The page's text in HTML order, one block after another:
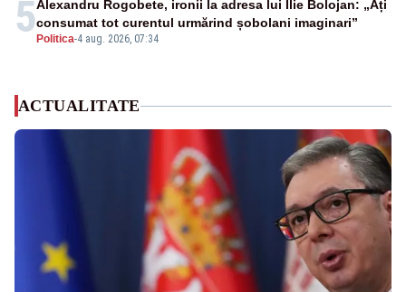
5 Politica-4 aug. 2026, 07:34
Alexandru Rogobete, ironii la adresa lui Ilie Bolojan: „Ați
consumat tot curentul urmărind șobolani imaginari”
ACTUALITATE